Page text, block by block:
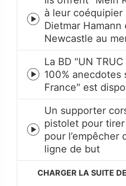
Episode
play
icon
à leur coéquipier
Dietmar Hamann
Newcastle au
Episode
play
icon
La BD "UN
100% anecdotes
France" est
Episode
play
icon
Un supporter
pistolet pour
pour l’empêcher
ligne de but